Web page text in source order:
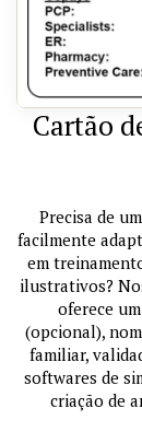
Cartão
Precisa de
facilmente
em
ilustrativos?
oferece
(opcional),
familiar,
softwares de
criação de